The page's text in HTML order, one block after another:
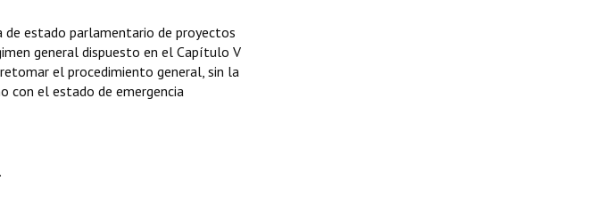
estado parlamentario de proyectos
general dispuesto en el Capítulo V
el procedimiento general, sin la
con el estado de emergencia